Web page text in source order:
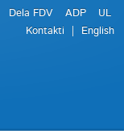
Dela FDV ADP
UL
Kontakti
English